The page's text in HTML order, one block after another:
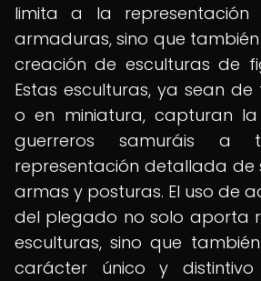
limita a la
armaduras, sino que
creación de esculturas de
Estas esculturas, ya sean
o en miniatura, capturan
guerreros samuráis a
representación detallada de
armas y posturas. El uso de
del plegado no solo aporta
esculturas, sino que
carácter único y